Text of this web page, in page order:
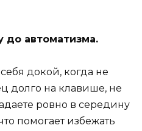
до автоматизма.
докой, когда не
долго на клавише, не
ровно в середину
помогает избежать